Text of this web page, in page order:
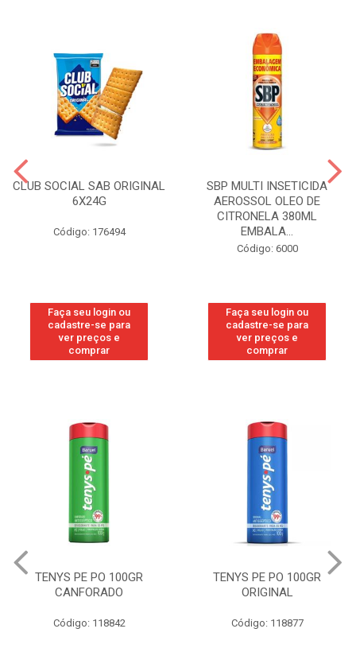
CLUB SOCIAL SAB ORIGINAL
6X24G
Código: 176494
Faça seu login ou
cadastre-se para
ver preços e
comprar
SBP MULTI INSETICIDA
AEROSSOL OLEO DE
CITRONELA 380ML
EMBALA...
Código: 6000
Faça seu login ou
cadastre-se para
ver preços e
comprar
TENYS PE PO 100GR
CANFORADO
Código: 118842
TENYS PE PO 100GR
ORIGINAL
Código: 118877